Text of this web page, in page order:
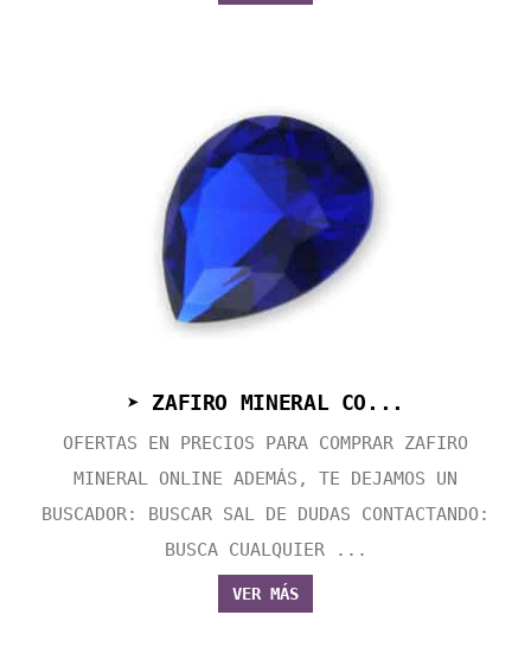
➤ ZAFIRO MINERAL CO...
OFERTAS EN PRECIOS PARA COMPRAR ZAFIRO
MINERAL ONLINE ADEMÁS, TE DEJAMOS UN
BUSCADOR: BUSCAR SAL DE DUDAS CONTACTANDO:
BUSCA CUALQUIER ...
VER MÁS